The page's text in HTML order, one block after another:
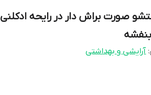
صورت براش دار در رایحه ادکلنی
:آرایشی و بهداشتی